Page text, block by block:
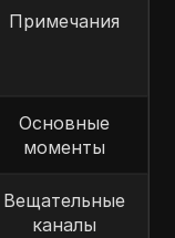
Примечания
Основные
моменты
Вещательные
каналы